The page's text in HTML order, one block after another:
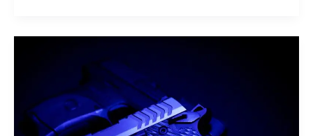
Desarmamento:
Direito